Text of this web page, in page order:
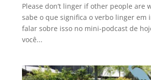
Please don’t linger if other people are
sabe o que significa o verbo linger em
falar sobre isso no mini-podcast de
você...